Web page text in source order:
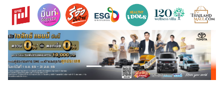
Skip
content
Search
for: